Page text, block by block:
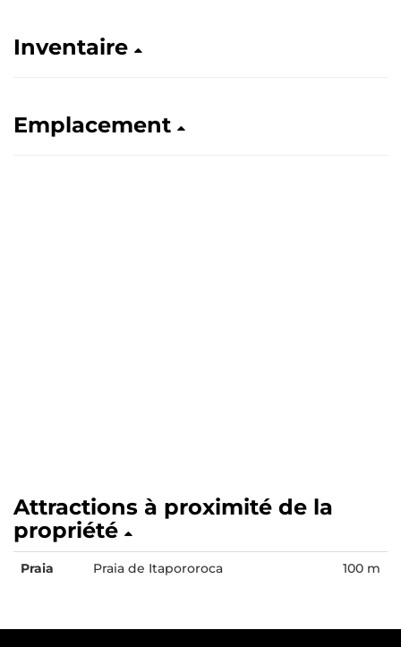
Inventaire
Emplacement
Attractions à proximité de la
propriété
Praia Praia de Itapororoca 100 m